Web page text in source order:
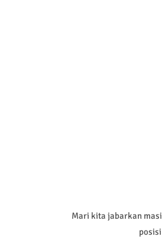
Mari kita jabarkan